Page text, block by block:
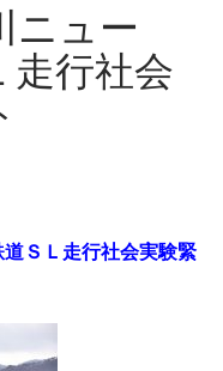
ュー
走行社会
ＳＬ走行社会実験緊